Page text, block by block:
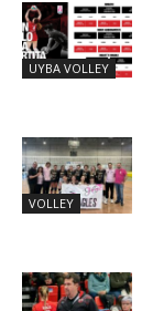
UYBA VOLLEY
VOLLEY